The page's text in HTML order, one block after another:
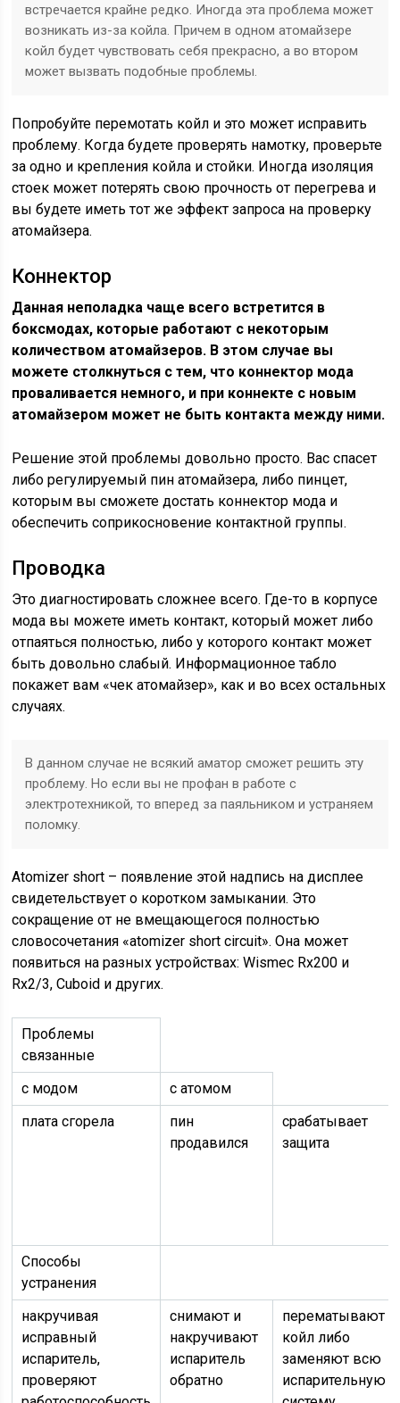
встречается крайне редко. Иногда эта проблема может
возникать из-за койла. Причем в одном атомайзере
койл будет чувствовать себя прекрасно, а во втором
может вызвать подобные проблемы.
Попробуйте перемотать койл и это может исправить
проблему. Когда будете проверять намотку, проверьте
за одно и крепления койла и стойки. Иногда изоляция
стоек может потерять свою прочность от перегрева и
вы будете иметь тот же эффект запроса на проверку
атомайзера.
Коннектор
Данная неполадка чаще всего встретится в
боксмодах, которые работают с некоторым
количеством атомайзеров. В этом случае вы
можете столкнуться с тем, что коннектор мода
проваливается немного, и при коннекте с новым
атомайзером может не быть контакта между ними.
Решение этой проблемы довольно просто. Вас спасет
либо регулируемый пин атомайзера, либо пинцет,
которым вы сможете достать коннектор мода и
обеспечить соприкосновение контактной группы.
Проводка
Это диагностировать сложнее всего. Где-то в корпусе
мода вы можете иметь контакт, который может либо
отпаяться полностью, либо у которого контакт может
быть довольно слабый. Информационное табло
покажет вам «чек атомайзер», как и во всех остальных
случаях.
В данном случае не всякий аматор сможет решить эту
проблему. Но если вы не профан в работе с
электротехникой, то вперед за паяльником и устраняем
поломку.
Аtomizer short – появление этой надпись на дисплее
свидетельствует о коротком замыкании. Это
сокращение от не вмещающегося полностью
словосочетания «atomizer short circuit». Она может
появиться на разных устройствах: Wismec Rx200 и
Rx2/3, Cuboid и других.
Проблемы
связанные
с модом
с атомом
плата сгорела
пин
продавился
срабатывает
защита
Способы
устранения
накручивая
исправный
испаритель,
проверяют
снимают и
накручивают
испаритель
обратно
перематывают
койл либо
заменяют всю
испарительную